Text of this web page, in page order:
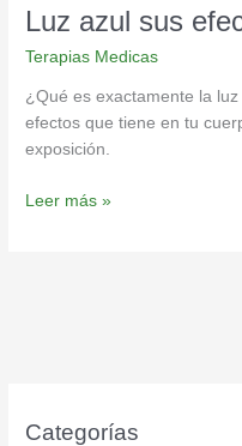
Luz azul sus
Terapias Medicas
¿Qué es exactamente la
efectos que tiene en tu
exposición.
Leer más »
Categorías